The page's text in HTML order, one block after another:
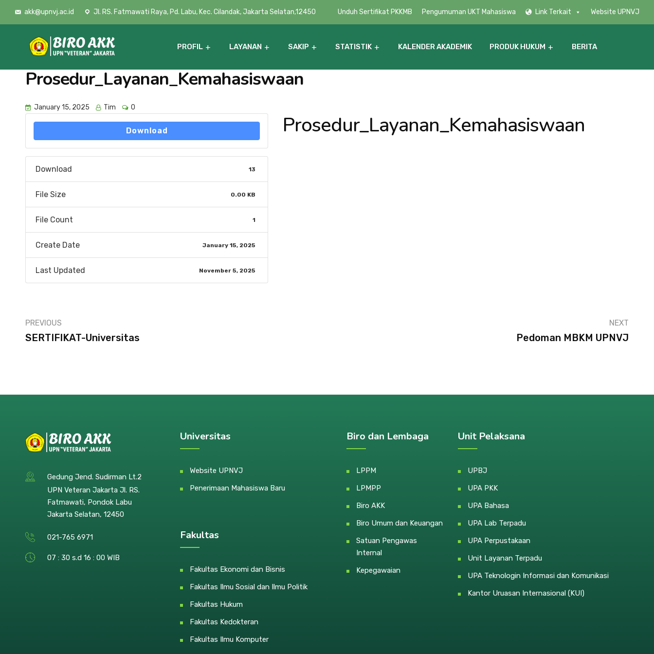
akk@upnvj.ac.id Jl. RS. Fatmawati Raya, Pd. Labu, Kec. Cilandak, Jakarta Selatan,12450 Unduh Sertifikat PKKMB Pengumuman UKT Mahasiswa Link Terkait Website UPNVJ
PROFIL LAYANAN SAKIP STATISTIK KALENDER AKADEMIK PRODUK HUKUM BERITA
Prosedur_Layanan_Kemahasiswaan
January 15, 2025 Tim 0
Download
Download 13
File Size 0.00 KB
File Count 1
Create Date January 15, 2025
Last Updated November 5, 2025
Prosedur_Layanan_Kemahasiswaan
PREVIOUS
SERTIFIKAT-Universitas
NEXT
Pedoman MBKM UPNVJ
Gedung Jend. Sudirman Lt.2
UPN Veteran Jakarta Jl. RS.
Fatmawati, Pondok Labu
Jakarta Selatan, 12450
021-765 6971
07 : 30 s.d 16 : 00 WIB
Universitas
Website UPNVJ
Penerimaan Mahasiswa Baru
Fakultas
Fakultas Ekonomi dan Bisnis
Fakultas Ilmu Sosial dan Ilmu Politik
Fakultas Hukum
Fakultas Kedokteran
Fakultas Ilmu Komputer
Biro dan Lembaga
LPPM
LPMPP
Biro AKK
Biro Umum dan Keuangan
Satuan Pengawas
Internal
Kepegawaian
Unit Pelaksana
UPBJ
UPA PKK
UPA Bahasa
UPA Lab Terpadu
UPA Perpustakaan
Unit Layanan Terpadu
UPA Teknologin Informasi dan Komunikasi
Kantor Uruasan Internasional (KUI)